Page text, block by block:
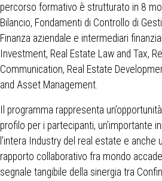
percorso formativo è strutturato in 8
Bilancio, Fondamenti di Controllo di
Finanza aziendale e intermediari
Investment, Real Estate Law and Tax,
Communication, Real Estate
and Asset Management.
Il programma rappresenta
profilo per i partecipanti, un’importante
l’intera Industry del real estate e anche
rapporto collaborativo fra mondo
segnale tangibile della sinergia tra